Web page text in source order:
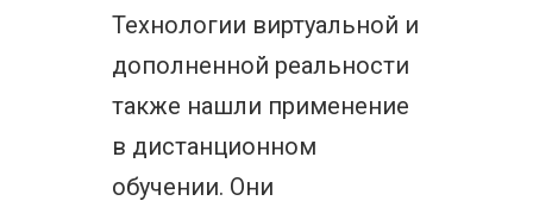
Технологии виртуальной и
дополненной реальности
также нашли применение
в дистанционном
обучении. Они